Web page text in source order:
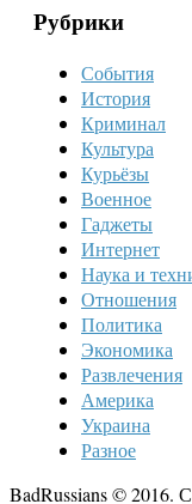
Рубрики
События
История
Криминал
Культура
Курьёзы
Военное
Гаджеты
Интернет
Наука и
Отношения
Политика
Экономика
Развлечения
Америка
Украина
Разное
BadRussians © 2016.